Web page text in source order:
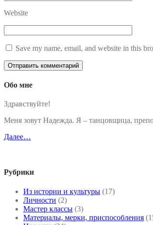
Website
Save my name, email, and website in this
Обо мне
Здравствуйте!
Меня зовут Надежда. Я – танцовщица,
Далее…
Рубрики
Из истории и культуры (17)
Личности (2)
Мастер классы (3)
Материалы, мерки, приспособления